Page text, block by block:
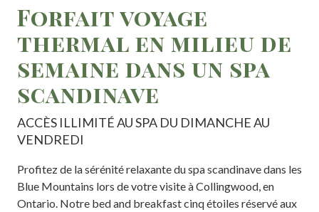
Forfait voyage
thermal en milieu de
semaine dans un spa
scandinave
ACCÈS ILLIMITÉ AU SPA DU DIMANCHE AU
VENDREDI
Profitez de la sérénité relaxante du spa scandinave dans les
Blue Mountains lors de votre visite à Collingwood, en
Ontario. Notre bed and breakfast cinq étoiles réservé aux